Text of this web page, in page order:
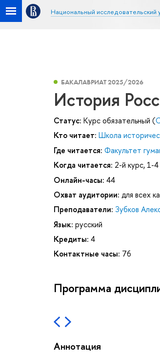
Национальный исследовательский
БАКАЛАВРИАТ 2025/2026
История
Статус: Курс обязательный (
Кто читает: Школа
Где читается: Факультет
Когда читается: 2-й курс, 1-
Онлайн-часы: 44
Охват аудитории: для всех
Преподаватели: Зубков
Язык: русский
Кредиты: 4
Контактные часы: 76
Программа
Аннотация